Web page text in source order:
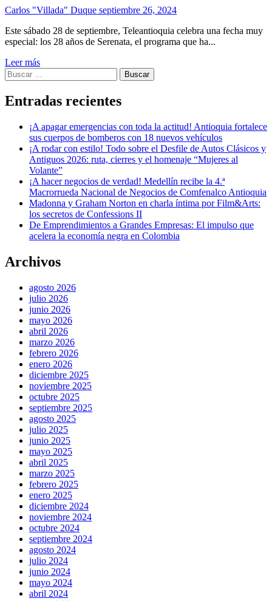
Carlos "Villada" Duque septiembre 26, 2024
Este sábado 28 de septiembre, Teleantioquia celebra una fecha muy
especial: los 28 años de Serenata, el programa que ha...
Leer más
Buscar:
Entradas recientes
¡A apagar emergencias con toda la actitud! Antioquia fortalece
sus cuerpos de bomberos con 18 nuevos vehículos
¡A rodar con estilo! Todo sobre el Desfile de Autos Clásicos y
Antiguos 2026: ruta, cierres y el homenaje “Mujeres al
Volante”
¡A hacer negocios de verdad! Medellín recibe la 4.ª
Macrorrueda Nacional de Negocios de Comfenalco Antioquia
Madonna y Graham Norton en charla íntima por Film&Arts:
los secretos de Confessions II
De Emprendimientos a Grandes Empresas: El impulso que
acelera la economía negra en Colombia
Archivos
agosto 2026
julio 2026
junio 2026
mayo 2026
abril 2026
marzo 2026
febrero 2026
enero 2026
diciembre 2025
noviembre 2025
octubre 2025
septiembre 2025
agosto 2025
julio 2025
junio 2025
mayo 2025
abril 2025
marzo 2025
febrero 2025
enero 2025
diciembre 2024
noviembre 2024
octubre 2024
septiembre 2024
agosto 2024
julio 2024
junio 2024
mayo 2024
abril 2024